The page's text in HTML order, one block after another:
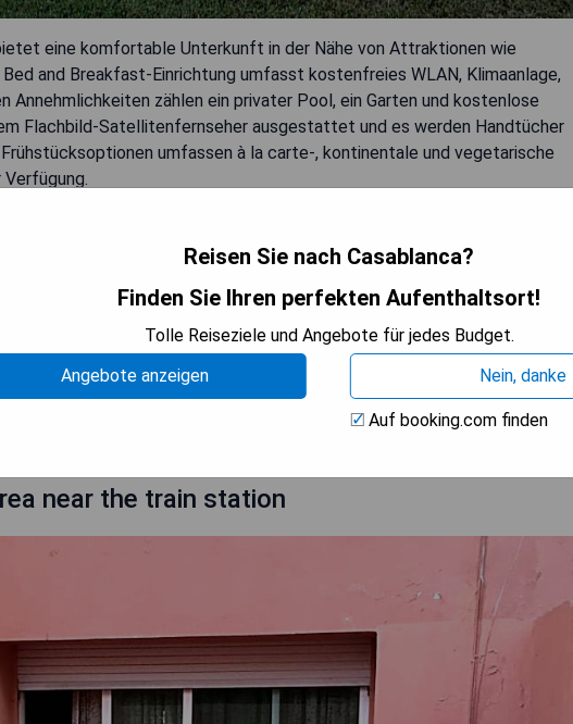
eine komfortable Unterkunft in der Nähe von Attraktionen wie
and Breakfast-Einrichtung umfasst kostenfreies WLAN, Klimaanlage,
Annehmlichkeiten zählen ein privater Pool, ein Garten und kostenlose
Flachbild-Satellitenfernseher ausgestattet und es werden Handtücher
umfassen à la carte-, kontinentale und vegetarische
ZUM ANGEBOT
near the train station
Reisen Sie nach Casablanca?
Finden Sie Ihren perfekten Aufenthaltsort!
Tolle Reiseziele und Angebote für jedes Budget.
Angebote anzeigen
Nein, danke
Auf booking.com finden